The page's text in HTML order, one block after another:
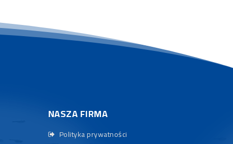
NASZA FIRMA
Polityka prywatności